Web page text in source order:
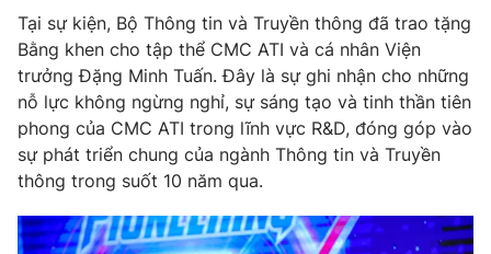
Khán giả
Giải sao mai
Sao
Làm đẹp
Chất lượng cuộc sống
Giáo dục
Tuyển sinh
Học trực tuyến
Công nghệ
Hitech Công nghệ tương lai
Sản phẩm
Thị trường
Giao lưu trực tuyến
Lịch phát sóng
Tại sự kiện, Bộ Thông tin và Truyền thông đã trao tặng
Bằng khen cho tập thể CMC ATI và cá nhân Viện
trưởng Đặng Minh Tuấn. Đây là sự ghi nhận cho những
nỗ lực không ngừng nghỉ, sự sáng tạo và tinh thần tiên
phong của CMC ATI trong lĩnh vực R&D, đóng góp vào
sự phát triển chung của ngành Thông tin và Truyền
thông trong suốt 10 năm qua.